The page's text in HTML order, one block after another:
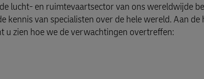
lucht- en ruimtevaartsector van ons wereldwijde
van specialisten over de hele wereld. Aan de
u zien hoe we de verwachtingen overtreffen: